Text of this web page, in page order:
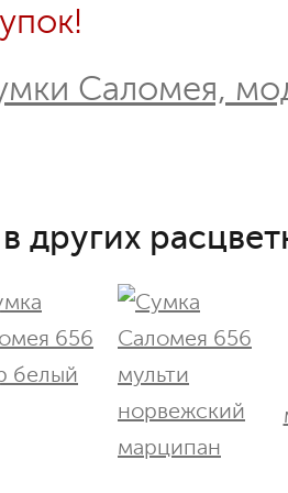
Саломея,
других